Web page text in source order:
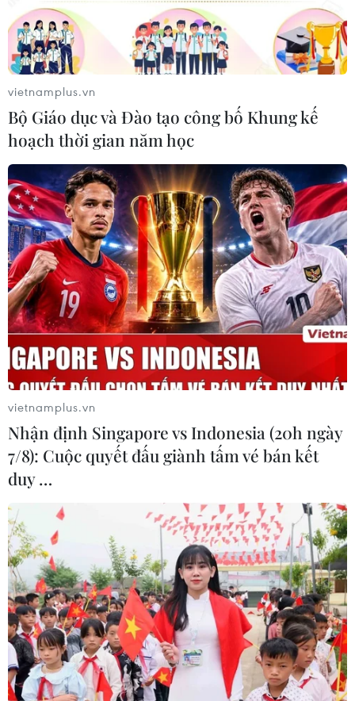
TIN CÙNG CHUYÊN MỤC
Liên hợp quốc kêu gọi chấm dứt tấn
vietnamplus.vn
Bộ Giáo dục và Đào tạo công bố Khung kế
hoạch thời gian năm học
vietnamplus.vn
Nhận định Singapore vs Indonesia (20h ngày
7/8): Cuộc quyết đấu giành tấm vé bán kết
duy …